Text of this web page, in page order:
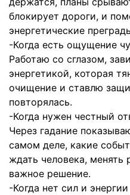
блокирует дороги, и
энергетические
-Когда есть ощущение
Работаю со сглазом,
энергетикой, которая
очищение и ставлю
повторялась.
-Когда нужен честный
Через гадание
самом деле, какие
ждать человека, менять
важное решение.
-Когда нет сил и энергии